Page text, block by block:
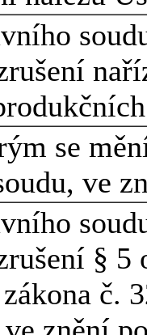
se
ve
§ 5
č.